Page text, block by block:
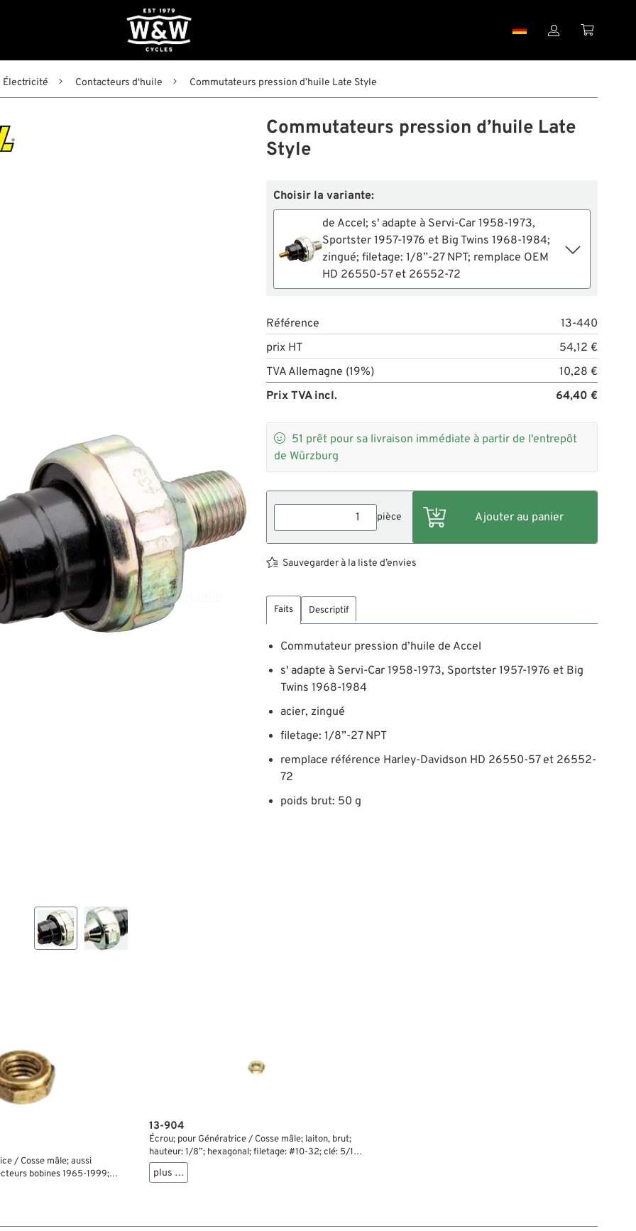
 
Électricité Contacteurs d‘huile Commutateurs pression d’huile Late Style
Commutateurs pression d’huile Late
Style
Choisir la variante:
de Accel; s' adapte à Servi-Car 1958-1973,
Sportster 1957-1976 et Big Twins 1968-1984;
zingué; filetage: 1/8”-27 NPT; remplace OEM
HD 26550-57 et 26552-72
Référence
13-440
prix HT
54,12 €
TVA Allemagne (19%)
10,28 €
Prix TVA incl.
64,40 €
 51 prêt pour sa livraison immédiate à partir de l'entrepôt
de Würzburg
pièce
Sauvegarder à la liste d’envies
Faits Descriptif
Commutateur pression d’huile de Accel
s' adapte à Servi-Car 1958-1973, Sportster 1957-1976 et Big
Twins 1968-1984
acier, zingué
filetage: 1/8”-27 NPT
remplace référence Harley-Davidson HD 26550-57 et 26552-
72
poids brut: 50 g
/ Cosse mâle; aussi
bobines 1965-1999;
13-904
Écrou; pour Génératrice / Cosse mâle; laiton, brut;
hauteur: 1/8”; hexagonal; filetage: #10-32; clé: 5/16
”; remplace OEM HD 0105 et 7634; poids brut: 1 g
plus …